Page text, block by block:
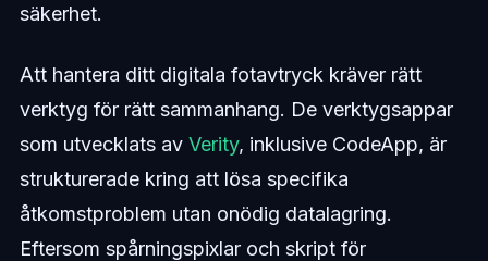
säkerhet.
Att hantera ditt digitala fotavtryck kräver rätt
verktyg för rätt sammanhang. De verktygsappar
som utvecklats av Verity, inklusive CodeApp, är
strukturerade kring att lösa specifika
åtkomstproblem utan onödig datalagring.
Eftersom spårningspixlar och skript för